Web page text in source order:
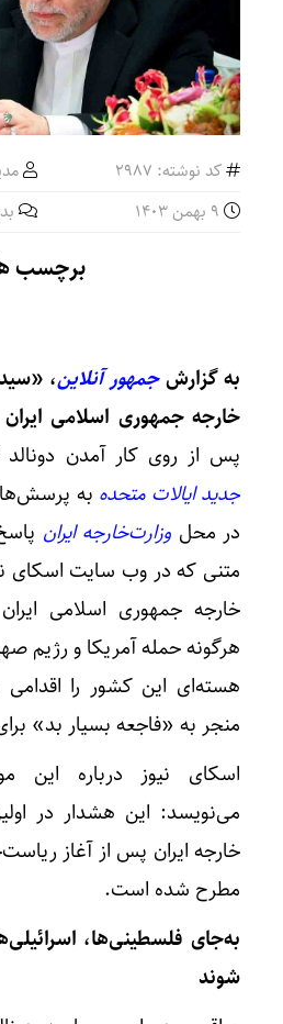
کد نوشته: 2987
برچسب
به گزارشجمهور آنلاین،
خارجه جمهوری اسلامی ایران
پس از روی کار آمدن دونالد
جدید ایالات متحده به
در محل وزارت‌خارجه ایران
متنی که در وب سایت اسکای
خارجه جمهوری اسلامی
هرگونه حمله آمریکا و رژیم
هسته‌ای این کشور را اقدامی
منجر به «فاجعه‌ بسیار بد»
اسکای نیوز درباره این
می‌نویسد: این هشدار در
خارجه ایران پس از آغاز
مطرح شده است.
به‌جای فلسطینی‌ها،
شوند